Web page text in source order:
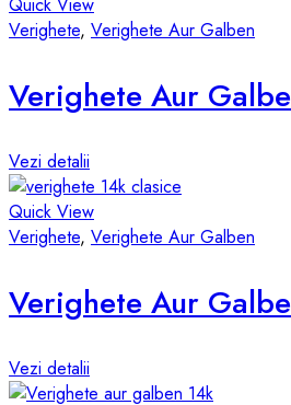
Quick View
Verighete, Verighete Aur Galben
Vezi detalii
Quick View
Verighete, Verighete Aur Galben
Vezi detalii